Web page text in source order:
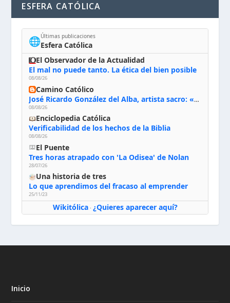
ESFERA CATÓLICA
🌐Últimas publicaciones
Esfera Católica
El Observador de la Actualidad
El mal no puede tanto. La ética del bien posible
08/08/26
Camino Católico
José Ricardo González del Alba, artista sacro: «Yo oro, hablo con Dios, le pido al Espíritu Santo su inspiración y siempre pinto rezando el rosario para que sea Él quien actúe a través de mis manos»
08/08/26
Enciclopedia Católica
Verificabilidad de los hechos de la Biblia
08/08/26
El Puente
Tres horas atrapado con 'La Odisea' de Nolan
28/07/26
Una historia de tres
Lo que aprendimos del fracaso al emprender
25/11/23
Wikitólica· ¿Quieres aparecer aquí?
Inicio